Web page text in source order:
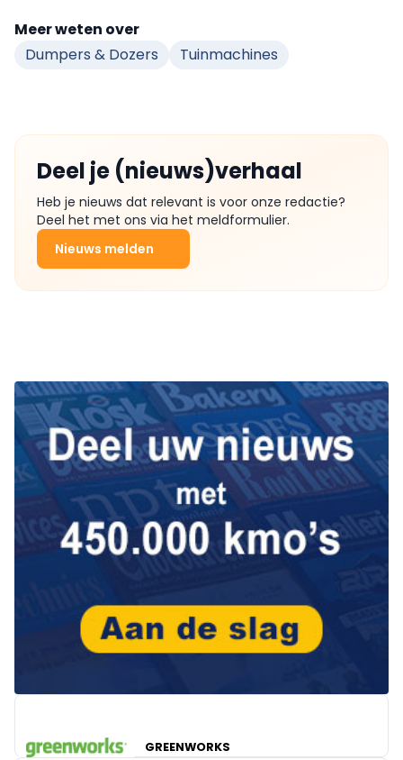
Meer weten over
Dumpers & Dozers
Tuinmachines
Deel je (nieuws)verhaal
Heb je nieuws dat relevant is voor onze redactie?
Deel het met ons via het meldformulier.
Nieuws melden
GREENWORKS